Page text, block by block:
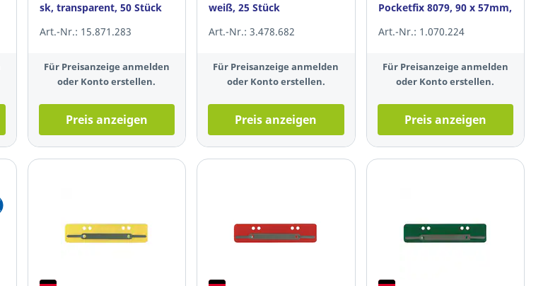
sk, transparent, 50 Stück
Art.-Nr.: 15.871.283
Für Preisanzeige anmelden
oder Konto erstellen.
Preis anzeigen
weiß, 25 Stück
Art.-Nr.: 3.478.682
Für Preisanzeige anmelden
oder Konto erstellen.
Preis anzeigen
Pocketfix 8079, 90 x 57mm,
Art.-Nr.: 1.070.224
Für Preisanzeige anmelden
oder Konto erstellen.
Preis anzeigen